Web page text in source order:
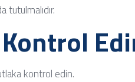
kontrol edin.